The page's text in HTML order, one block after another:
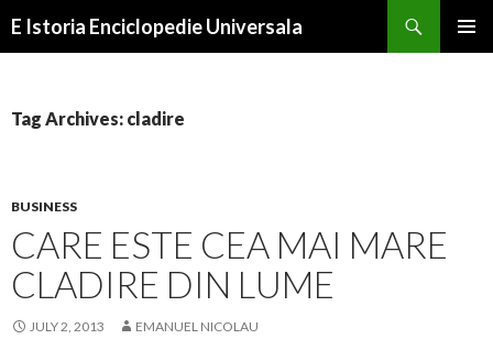
E Istoria Enciclopedie Universala
Tag Archives: cladire
BUSINESS
CARE ESTE CEA MAI MARE
CLADIRE DIN LUME
JULY 2, 2013 EMANUEL NICOLAU